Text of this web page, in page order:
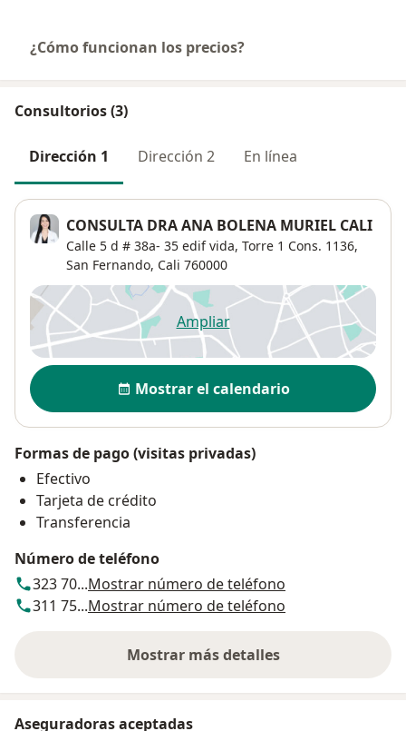
¿Cómo funcionan los precios?
Consultorios (3)
Dirección 1 Dirección 2 En línea
CONSULTA DRA ANA BOLENA MURIEL CALI
Calle 5 d # 38a- 35 edif vida, Torre 1 Cons. 1136,
San Fernando, Cali 760000
Ampliarse abre en una nueva
Disponibilidad
Mostrar el calendario
Formas de pago (visitas privadas)
Efectivo
Tarjeta de crédito
Transferencia
Número de teléfono
323 70...Mostrar número de teléfono
311 75...Mostrar número de teléfono
Mostrar más detalles
sobre la dirección
Aseguradoras aceptadas